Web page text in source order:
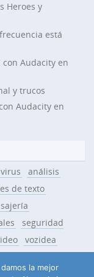
Heroes y
está
con Audacity en
y trucos
Audacity en
análisis
de texto
seguridad
vozidea
la mejor